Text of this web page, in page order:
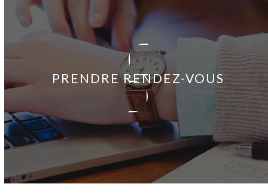
PRENDRE RENDEZ-VOUS